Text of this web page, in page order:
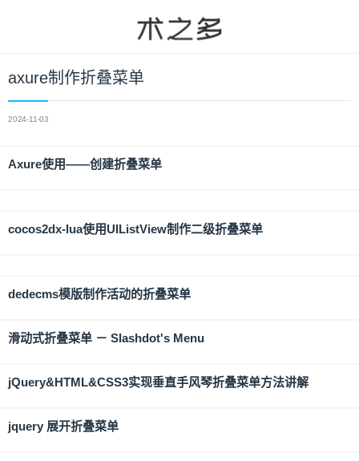
axure制作折叠菜单
2024-11-03
Axure使用——创建折叠菜单
cocos2dx-lua使用UIListView制作二级折叠菜单
dedecms模版制作活动的折叠菜单
滑动式折叠菜单 － Slashdot's Menu
jQuery&HTML&CSS3实现垂直手风琴折叠菜单方法讲解
jquery 展开折叠菜单